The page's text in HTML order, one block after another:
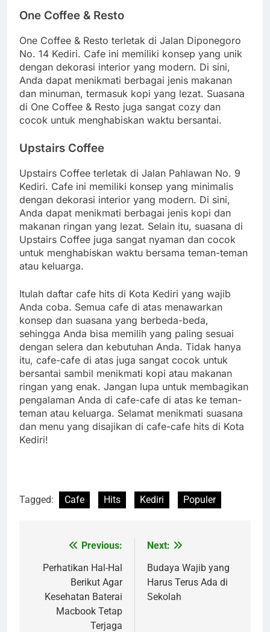
One Coffee & Resto
One Coffee & Resto terletak di Jalan Diponegoro
No. 14 Kediri. Cafe ini memiliki konsep yang unik
dengan dekorasi interior yang modern. Di sini,
Anda dapat menikmati berbagai jenis makanan
dan minuman, termasuk kopi yang lezat. Suasana
di One Coffee & Resto juga sangat cozy dan
cocok untuk menghabiskan waktu bersantai.
Upstairs Coffee
Upstairs Coffee terletak di Jalan Pahlawan No. 9
Kediri. Cafe ini memiliki konsep yang minimalis
dengan dekorasi interior yang modern. Di sini,
Anda dapat menikmati berbagai jenis kopi dan
makanan ringan yang lezat. Selain itu, suasana di
Upstairs Coffee juga sangat nyaman dan cocok
untuk menghabiskan waktu bersama teman-teman
atau keluarga.
Itulah daftar cafe hits di Kota Kediri yang wajib
Anda coba. Semua cafe di atas menawarkan
konsep dan suasana yang berbeda-beda,
sehingga Anda bisa memilih yang paling sesuai
dengan selera dan kebutuhan Anda. Tidak hanya
itu, cafe-cafe di atas juga sangat cocok untuk
bersantai sambil menikmati kopi atau makanan
ringan yang enak. Jangan lupa untuk membagikan
pengalaman Anda di cafe-cafe di atas ke teman-
teman atau keluarga. Selamat menikmati suasana
dan menu yang disajikan di cafe-cafe hits di Kota
Kediri!
Tagged: Cafe Hits Kediri Populer
Navigasi
pos
Previous:
Perhatikan Hal-Hal
Berikut Agar
Kesehatan Baterai
Macbook Tetap
Terjaga
Next:
Budaya Wajib yang
Harus Terus Ada di
Sekolah